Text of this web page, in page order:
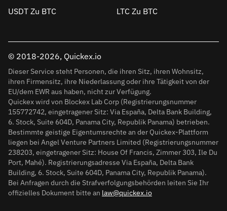
USDT Zu BTC
LTC Zu BTC
© 2018-2026, Quickex.io
Dieser Service steht Personen, die ihren Sitz, ihren Wohnsitz,
ihren Firmensitz, ihre Niederlassung oder ihre Tätigkeit von der
EU/dem EWR aus haben, nicht zur Verfügung.
Quickex wird von Blockex Lab Corp (Registrierungsnummer
155772742, eingetragener Sitz: Via España, Delta Bank Building,
6. Stock, Suite 604D, Panama City, Republik Panama) betrieben.
Bestimmte geistige Eigentumsrechte an der Quickex-Plattform
liegen bei Angel Venture Partners Limited (Registrierungsnummer
238203, eingetragener Sitz: House Of Francis, Zimmer 303, Ile Du
Port, Mahé). Registrierungsadresse Via España, Delta Bank
Building, 6. Stock, Suite 604D, Panama City, Republik Panama).
Bei Anfragen durch die Strafverfolgungsbehörden leiten Sie Ihr
offizielles Dokument bitte an law@quickex.io